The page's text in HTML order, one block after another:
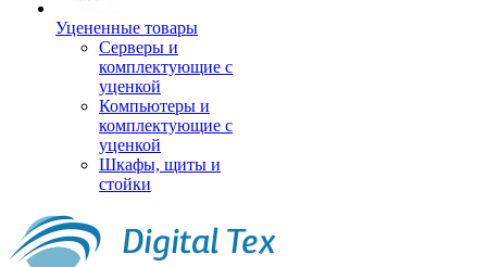
Уцененные товары
Серверы и
комплектующие с
уценкой
Компьютеры и
комплектующие с
уценкой
Шкафы, щиты и
стойки